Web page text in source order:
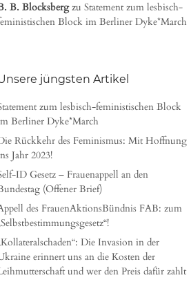
B. Blocksbergzu Statement zum lesbisch-
Block im Berliner Dyke*March
jüngsten Artikel
zum lesbisch-feministischen Block
Berliner Dyke*March
Rückkehr des Feminismus: Mit Hoffnung
Jahr 2023!
ID Gesetz – Frauenappell an den
(Offener Brief)
des FrauenAktionsBündnis FAB: zum
Die Invasion in der
erinnert uns an die Kosten der
und wer den Preis dafür zahlt